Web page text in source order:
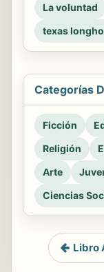
La voluntad
texas
Categorías
Ficción
Religión
Arte
Ciencias
Libro